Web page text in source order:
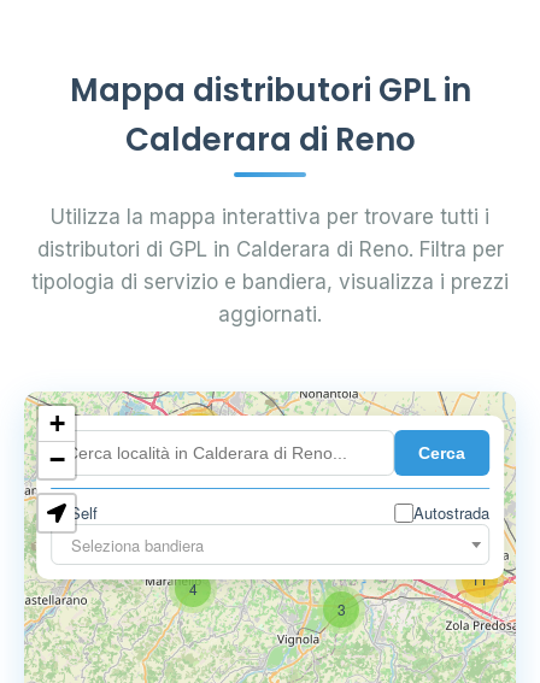
Mappa distributori GPL in
Calderara di Reno
Utilizza la mappa interattiva per trovare tutti i
distributori di GPL in Calderara di Reno. Filtra per
tipologia di servizio e bandiera, visualizza i prezzi
aggiornati.
Cerca
Self
Autostrada
Seleziona bandiera
4
11
18
9
3
11
+
−